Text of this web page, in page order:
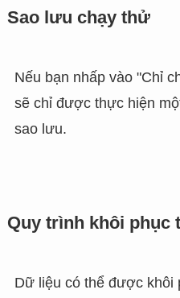
Sao lưu chạy thử
Nếu bạn nhấp vào "Chỉ
sẽ chỉ được thực hiện
sao lưu.
Quy trình khôi phục
Dữ liệu có thể được khôi